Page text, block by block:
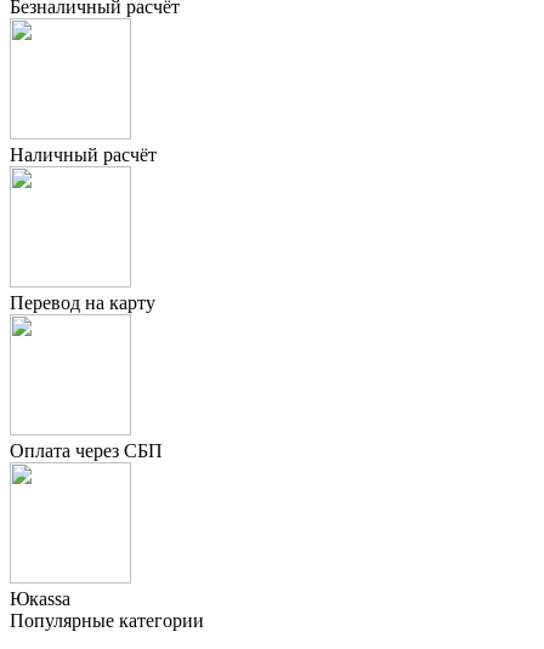
Безналичный расчёт
Наличный расчёт
Перевод на карту
Оплата через СБП
Юкаssа
Популярные категории